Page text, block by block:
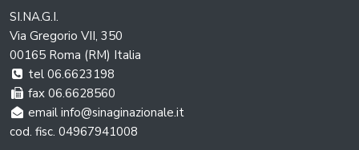
SI.NA.G.I.
Via Gregorio VII, 350
00165 Roma (RM) Italia
tel 06.6623198
fax 06.6628560
email info@sinaginazionale.it
cod. fisc. 04967941008